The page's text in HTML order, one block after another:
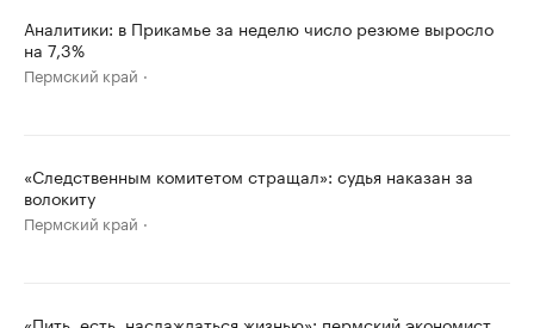
Аналитики: в Прикамье за неделю число резюме выросло
на 7,3%
Пермский край
«Следственным комитетом стращал»: судья наказан за
волокиту
Пермский край